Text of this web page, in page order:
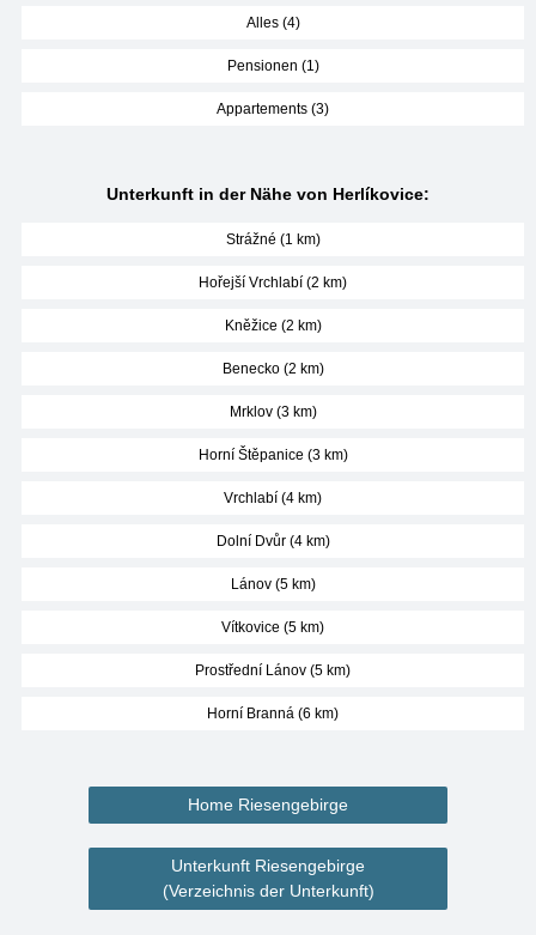
Alles (4)
Pensionen (1)
Appartements (3)
Unterkunft in der Nähe von Herlíkovice:
Strážné (1 km)
Hořejší Vrchlabí (2 km)
Kněžice (2 km)
Benecko (2 km)
Mrklov (3 km)
Horní Štěpanice (3 km)
Vrchlabí (4 km)
Dolní Dvůr (4 km)
Lánov (5 km)
Vítkovice (5 km)
Prostřední Lánov (5 km)
Horní Branná (6 km)
Home Riesengebirge
Unterkunft Riesengebirge
(Verzeichnis der Unterkunft)